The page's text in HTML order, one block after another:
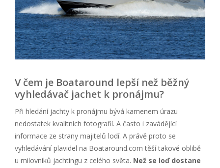
V čem je Boataround lepší než běžný
vyhledávač jachet k pronájmu?
Při hledání jachty k pronájmu bývá kamenem úrazu
nedostatek kvalitních fotografií. A často i zavádějící
informace ze strany majitelů lodí. A právě proto se
vyhledávání plavidel na Boataround.com těší takové oblibě
u milovníků jachtingu z celého světa. Než se loď dostane